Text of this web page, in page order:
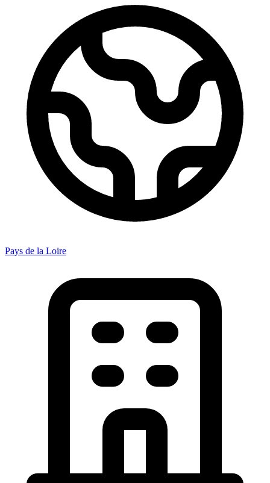
Pays de la Loire